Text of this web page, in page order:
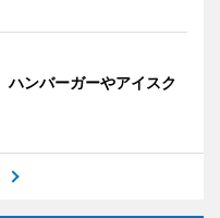
ンバーガーやアイスク